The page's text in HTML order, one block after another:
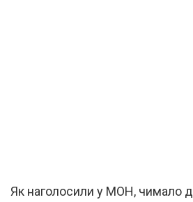
Як наголосили у МОН, чимало